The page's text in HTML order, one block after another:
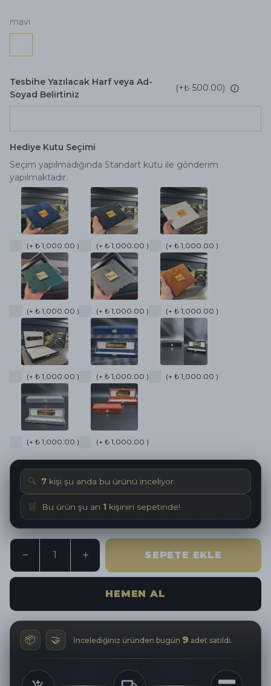
mavi
Tesbihe Yazılacak Harf veya Ad-
Soyad Belirtiniz
(+₺ 500.00)
Hediye Kutu Seçimi
Seçim yapılmadığında Standart kutu ile gönderim
yapılmaktadır.
(+ ₺ 1,000.00 ) (+ ₺ 1,000.00 ) (+ ₺ 1,000.00 )
(+ ₺ 1,000.00 ) (+ ₺ 1,000.00 ) (+ ₺ 1,000.00 )
(+ ₺ 1,000.00 ) (+ ₺ 1,000.00 ) (+ ₺ 1,000.00 )
(+ ₺ 1,000.00 ) (+ ₺ 1,000.00 )
🔍 7 kişi şu anda bu ürünü inceliyor.
🛒 Bu ürün şu an 1 kişinin sepetinde!
SEPETE EKLE
HEMEN AL
📦 🤝 İncelediğiniz üründen bugün 9 adet satıldı.